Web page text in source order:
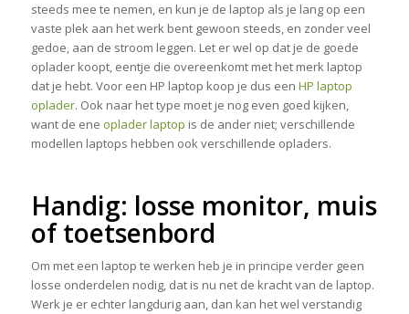
steeds mee te nemen, en kun je de laptop als je lang op een
vaste plek aan het werk bent gewoon steeds, en zonder veel
gedoe, aan de stroom leggen. Let er wel op dat je de goede
oplader koopt, eentje die overeenkomt met het merk laptop
dat je hebt. Voor een HP laptop koop je dus een HP laptop
oplader. Ook naar het type moet je nog even goed kijken,
want de ene oplader laptop is de ander niet; verschillende
modellen laptops hebben ook verschillende opladers.
Handig: losse monitor, muis
of toetsenbord
Om met een laptop te werken heb je in principe verder geen
losse onderdelen nodig, dat is nu net de kracht van de laptop.
Werk je er echter langdurig aan, dan kan het wel verstandig